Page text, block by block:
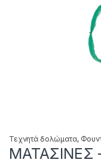
Τεχνητά δολώματα,
ΜΑΤΑΣΙΝΕΣ